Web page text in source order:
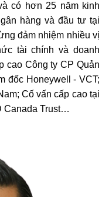
có hơn 25 năm kinh
hàng và đầu tư tại
đảm nhiệm nhiều vị
tài chính và doanh
cao Công ty CP Quản
đốc Honeywell - VCT;
Cố vấn cấp cao tại
Canada Trust…